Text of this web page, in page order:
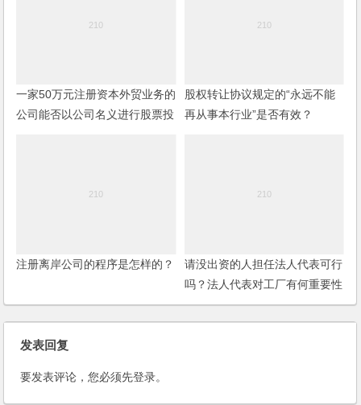
一家50万元注册资本外贸业务的
公司能否以公司名义进行股票投
股权转让协议规定的“永远不能
再从事本行业”是否有效？
注册离岸公司的程序是怎样的？
请没出资的人担任法人代表可行
吗？法人代表对工厂有何重要性
及影响性？
发表回复
要发表评论，您必须先登录。